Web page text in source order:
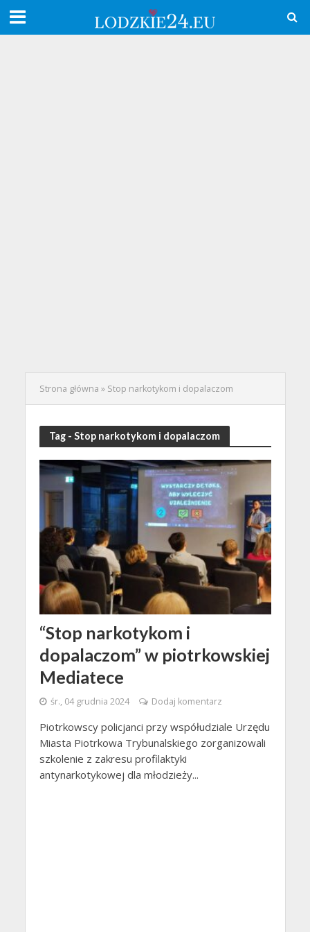
Strona główna » Stop narkotykom i dopalaczom
Tag - Stop narkotykom i dopalaczom
“Stop narkotykom i
dopalaczom” w piotrkowskiej
Mediatece
śr., 04 grudnia 2024 Dodaj komentarz
Piotrkowscy policjanci przy współudziale Urzędu
Miasta Piotrkowa Trybunalskiego zorganizowali
szkolenie z zakresu profilaktyki
antynarkotykowej dla młodzieży...